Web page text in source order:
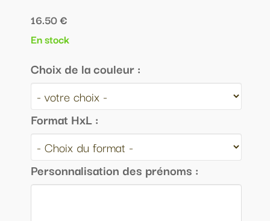
16.50 €
En stock
Choix de la couleur :
Format HxL :
Personnalisation des prénoms :